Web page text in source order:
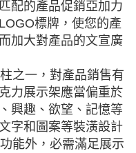
配的產品促銷亞加力
標牌，使您的產
加大對產品的文宣廣
之一，對產品銷售有
力展示架應當偏重於
興趣、欲望、記憶等
字和圖案等裝潢設計
能外，必需滿足展示